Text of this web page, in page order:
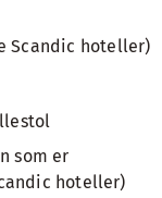
Scandic hoteller)
som er
hoteller)